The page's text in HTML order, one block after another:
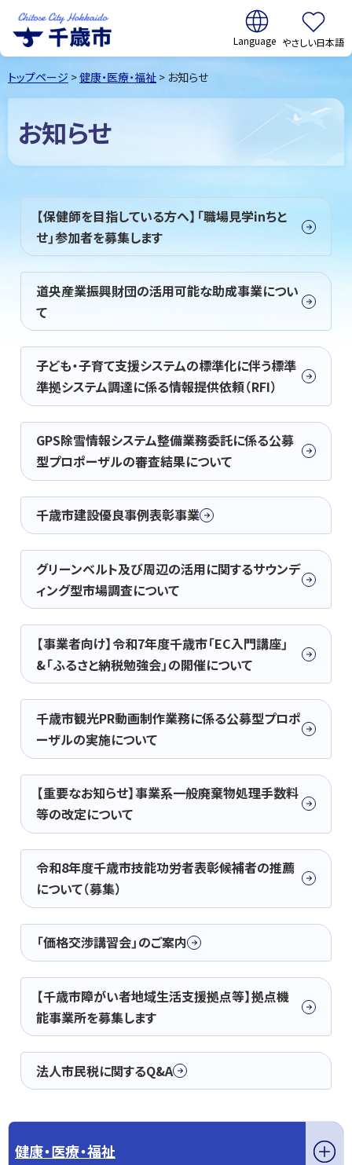
千歳市Chitose
City Hokkaido
翻訳:
やさしい日本語
トップページ >健康・医療・福祉 > お知らせ
お知らせ
【保健師を目指している方へ】「職場見学inちと
せ」参加者を募集します
道央産業振興財団の活用可能な助成事業につい
て
子ども・子育て支援システムの標準化に伴う標準
準拠システム調達に係る情報提供依頼（RFI）
GPS除雪情報システム整備業務委託に係る公募
型プロポーザルの審査結果について
千歳市建設優良事例表彰事業
グリーンベルト及び周辺の活用に関するサウンデ
ィング型市場調査について
【事業者向け】令和7年度千歳市「EC入門講座」
&「ふるさと納税勉強会」の開催について
千歳市観光PR動画制作業務に係る公募型プロポ
ーザルの実施について
【重要なお知らせ】事業系一般廃棄物処理手数料
等の改定について
令和8年度千歳市技能功労者表彰候補者の推薦
について（募集）
「価格交渉講習会」のご案内
【千歳市障がい者地域生活支援拠点等】拠点機
能事業所を募集します
法人市民税に関するQ&A
健康・医療・福祉